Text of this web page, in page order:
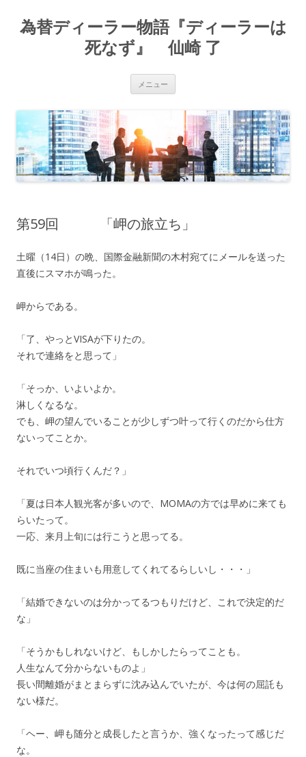
為替ディーラー物語『ディーラーは
死なず』 仙崎 了
メニュー
ン
へ
ス
キ
ッ
プ
第59回 「岬の旅立ち」
土曜（14日）の晩、国際金融新聞の木村宛てにメールを送った
直後にスマホが鳴った。
岬からである。
「了、やっとVISAが下りたの。
それで連絡をと思って」
「そっか、いよいよか。
淋しくなるな。
でも、岬の望んでいることが少しずつ叶って行くのだから仕方
ないってことか。
それでいつ頃行くんだ？」
「夏は日本人観光客が多いので、MOMAの方では早めに来ても
らいたって。
一応、来月上旬には行こうと思ってる。
既に当座の住まいも用意してくれてるらしいし・・・」
「結婚できないのは分かってるつもりだけど、これで決定的だ
な」
「そうかもしれないけど、もしかしたらってことも。
人生なんて分からないものよ」
長い間離婚がまとまらずに沈み込んでいたが、今は何の屈託も
ない様だ。
「ヘー、岬も随分と成長したと言うか、強くなったって感じだ
な。